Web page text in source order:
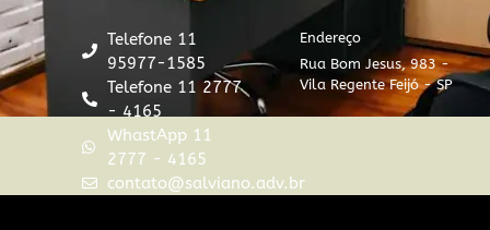
Telefone 11
95977-1585
Telefone 11 2777
- 4165
WhastApp 11
2777 - 4165
contato@salviano.adv.br
Endereço
Rua Bom Jesus, 983 -
Vila Regente Feijó - SP